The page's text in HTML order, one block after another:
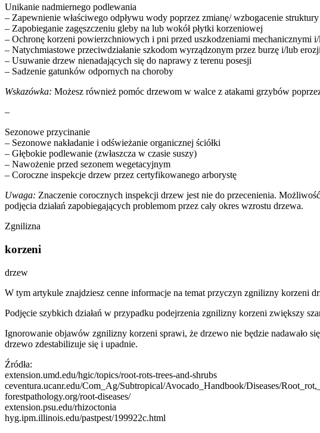
Unikanie nadmiernego podlewania
– Zapewnienie właściwego odpływu wody poprzez zmianę/ wzbogacenie
– Zapobieganie zagęszczeniu gleby na lub wokół płytki korzeniowej
– Ochronę korzeni powierzchniowych i pni przed uszkodzeniami mechanicznymi i/
– Natychmiastowe przeciwdziałanie szkodom wyrządzonym przez burzę i/lub
– Usuwanie drzew nienadających się do naprawy z terenu posesji
– Sadzenie gatunków odpornych na choroby
Wskazówka: Możesz również pomóc drzewom w walce z atakami grzybów
–
Sezonowe przycinanie
– Sezonowe nakładanie i odświeżanie organicznej ściółki
– Głębokie podlewanie (zwłaszcza w czasie suszy)
– Nawożenie przed sezonem wegetacyjnym
– Coroczne inspekcje drzew przez certyfikowanego arborystę
Uwaga: Znaczenie corocznych inspekcji drzew jest nie do przecenienia.
podjęcia działań zapobiegających problemom przez cały okres wzrostu drzewa.
Zgnilizna
korzeni
drzew
W tym artykule znajdziesz cenne informacje na temat przyczyn zgnilizny korzeni
Podjęcie szybkich działań w przypadku podejrzenia zgnilizny korzeni zwiększy
Ignorowanie objawów zgnilizny korzeni sprawi, że drzewo nie będzie nadawało
drzewo zdestabilizuje się i upadnie.
Źródła:
extension.umd.edu/hgic/topics/root-rots-trees-and-shrubs
ceventura.ucanr.edu/Com_Ag/Subtropical/Avocado_Handbook/Diseases/
forestpathology.org/root-diseases/
extension.psu.edu/rhizoctonia
hyg.ipm.illinois.edu/pastpest/199922c.html